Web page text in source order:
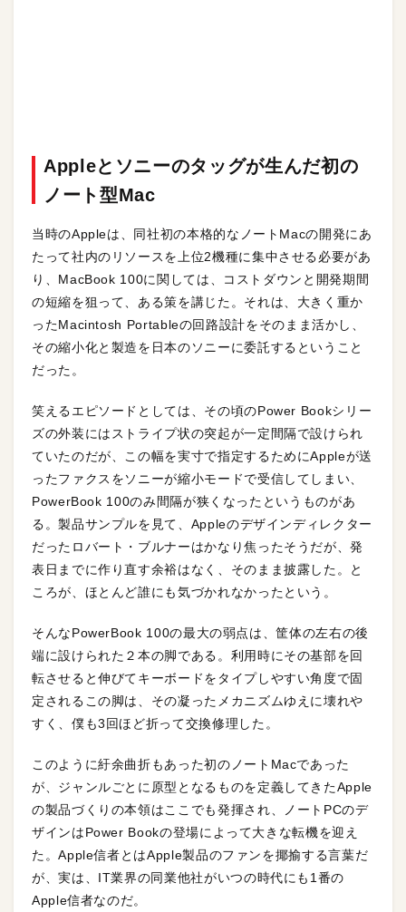
Appleとソニーのタッグが生んだ初の
ノート型Mac
当時のAppleは、同社初の本格的なノートMacの開発にあ
たって社内のリソースを上位2機種に集中させる必要があ
り、MacBook 100に関しては、コストダウンと開発期間
の短縮を狙って、ある策を講じた。それは、大きく重か
ったMacintosh Portableの回路設計をそのまま活かし、
その縮小化と製造を日本のソニーに委託するということ
だった。
笑えるエピソードとしては、その頃のPower Bookシリー
ズの外装にはストライプ状の突起が一定間隔で設けられ
ていたのだが、この幅を実寸で指定するためにAppleが送
ったファクスをソニーが縮小モードで受信してしまい、
PowerBook 100のみ間隔が狭くなったというものがあ
る。製品サンプルを見て、Appleのデザインディレクター
だったロバート・ブルナーはかなり焦ったそうだが、発
表日までに作り直す余裕はなく、そのまま披露した。と
ころが、ほとんど誰にも気づかれなかったという。
そんなPowerBook 100の最大の弱点は、筐体の左右の後
端に設けられた２本の脚である。利用時にその基部を回
転させると伸びてキーボードをタイプしやすい角度で固
定されるこの脚は、その凝ったメカニズムゆえに壊れや
すく、僕も3回ほど折って交換修理した。
このように紆余曲折もあった初のノートMacであった
が、ジャンルごとに原型となるものを定義してきたApple
の製品づくりの本領はここでも発揮され、ノートPCのデ
ザインはPower Bookの登場によって大きな転機を迎え
た。Apple信者とはApple製品のファンを揶揄する言葉だ
が、実は、IT業界の同業他社がいつの時代にも1番の
Apple信者なのだ。